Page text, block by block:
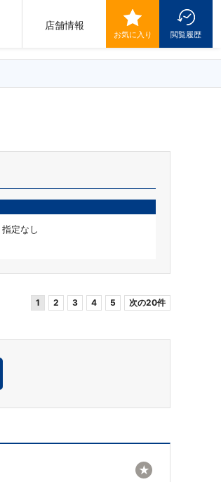
店舗情報
お気に入り 閲覧履歴
指定なし
1 2 3 4 5 次の20件
★